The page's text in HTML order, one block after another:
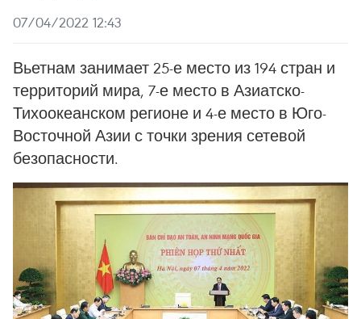
07/04/2022 12:43
Вьетнам занимает 25-е место из 194 стран и
территорий мира, 7-е место в Азиатско-
Тихоокеанском регионе и 4-е место в Юго-
Восточной Азии с точки зрения сетевой
безопасности.